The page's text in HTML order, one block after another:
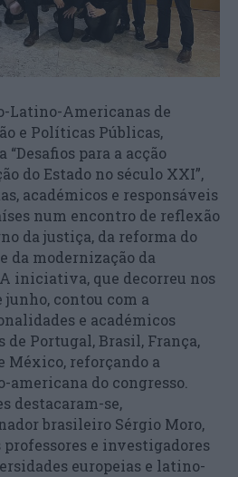
Latino-Americanas de
e Políticas Públicas,
para a acção
do Estado no século XXI”,
académicos e responsáveis
num encontro de reflexão
da justiça, da reforma do
da modernização da
iniciativa, que decorreu nos
junho, contou com a
e académicos
Portugal, Brasil, França,
México, reforçando a
americana do congresso.
destacaram-se,
brasileiro Sérgio Moro,
e investigadores
europeias e latino-